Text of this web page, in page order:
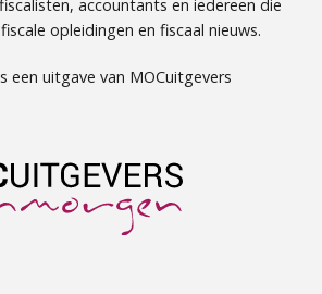
accountants en iedereen die
opleidingen en fiscaal nieuws.
een uitgave van MOCuitgevers